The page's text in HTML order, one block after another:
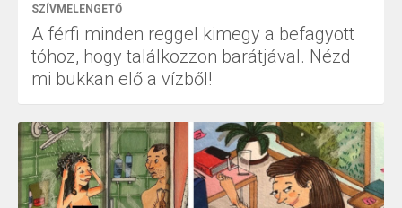
SZÍVMELENGETŐ
A férfi minden reggel kimegy a befagyott
tóhoz, hogy találkozzon barátjával. Nézd
mi bukkan elő a vízből!